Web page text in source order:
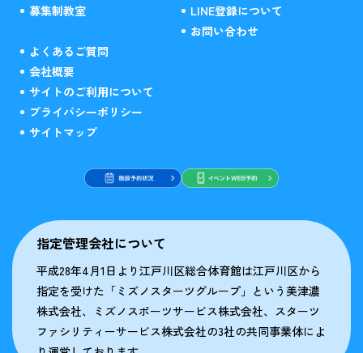
募集制教室
LINE登録について
お問い合わせ
よくあるご質問
会社概要
サイトのご利用について
プライバシーポリシー
サイトマップ
指定管理会社について
平成28年4月1日より江戸川区総合体育館は江戸川区から
指定を受けた「ミズノスターツグループ」という美津濃
株式会社、ミズノスポーツサービス株式会社、スターツ
ファシリティーサービス株式会社の3社の共同事業体によ